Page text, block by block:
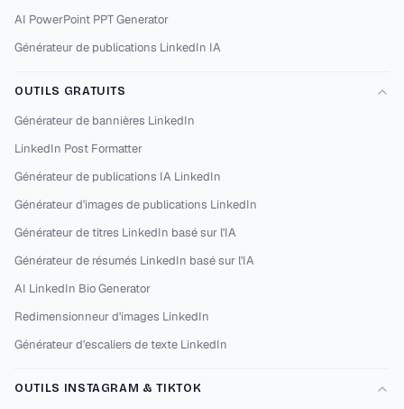
AI PowerPoint PPT Generator
Générateur de publications LinkedIn IA
OUTILS GRATUITS
Générateur de bannières LinkedIn
LinkedIn Post Formatter
Générateur de publications IA LinkedIn
Générateur d'images de publications LinkedIn
Générateur de titres LinkedIn basé sur l'IA
Générateur de résumés LinkedIn basé sur l'IA
AI LinkedIn Bio Generator
Redimensionneur d'images LinkedIn
Générateur d'escaliers de texte LinkedIn
OUTILS INSTAGRAM & TIKTOK